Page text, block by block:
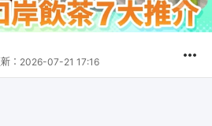
： 2026-07-21 17:16